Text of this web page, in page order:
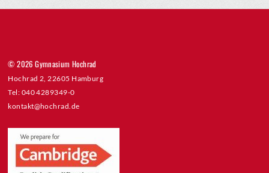
© 2026 Gymnasium Hochrad
Hochrad 2, 22605 Hamburg
Tel: 040 4289349-0
kontakt@hochrad.de